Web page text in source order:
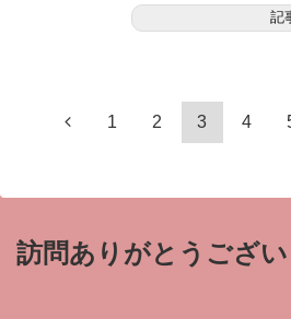
記
1 2 3 4
訪問ありがとうござ